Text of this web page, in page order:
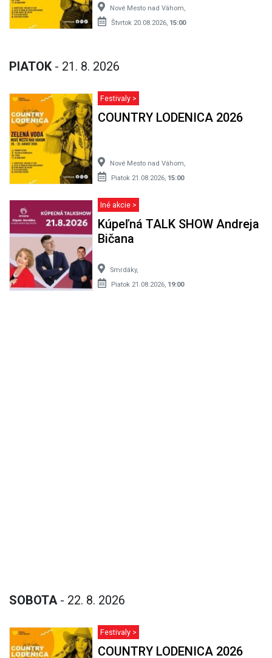
Nové Mesto nad Váhom,
Štvrtok 20.08.2026, 15:00
PIATOK - 21. 8. 2026
Festivaly >
COUNTRY LODENICA 2026
Nové Mesto nad Váhom,
Piatok 21.08.2026, 15:00
Iné akcie >
Kúpeľná TALK SHOW Andreja
Bičana
Smrdáky,
Piatok 21.08.2026, 19:00
SOBOTA - 22. 8. 2026
Festivaly >
COUNTRY LODENICA 2026